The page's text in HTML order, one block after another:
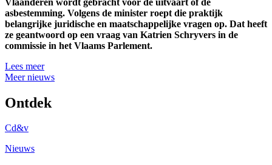
asbestemming. Volgens de minister roept die praktijk
belangrijke juridische en maatschappelijke vragen op. Dat heeft
ze geantwoord op een vraag van Katrien Schryvers in de
commissie in het Vlaams Parlement.
Lees meer
Meer nieuws
Ontdek
Cd&v
Nieuws